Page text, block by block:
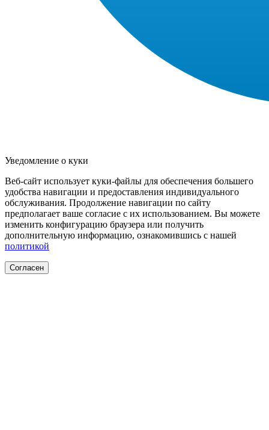
Уведомление о куки
Веб-сайт использует куки-файлы для обеспечения большего
удобства навигации и предоставления индивидуального
обслуживания. Продолжение навигации по сайту
предполагает ваше согласие с их использованием. Вы можете
изменить конфигурацию браузера или получить
дополнительную информацию, ознакомившись с нашей
политикой
Согласен